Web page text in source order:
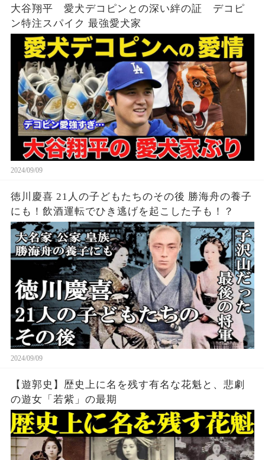
大谷翔平 愛犬デコピンとの深い絆の証 デコピ
ン特注スパイク 最強愛犬家
2024/09/09
徳川慶喜 21人の子どもたちのその後 勝海舟の養子
にも！飲酒運転でひき逃げを起こした子も！？
2024/09/09
【遊郭史】歴史上に名を残す有名な花魁と、悲劇
の遊女「若紫」の最期